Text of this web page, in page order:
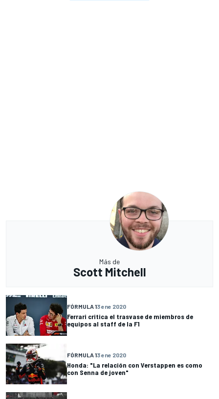
Más de
Scott Mitchell
FÓRMULA 13 ene 2020
Ferrari critica el trasvase de miembros de
equipos al staff de la F1
FÓRMULA 13 ene 2020
Honda: "La relación con Verstappen es como
con Senna de joven"